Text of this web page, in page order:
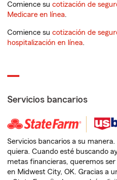
Comience su cotización de
Medicare en línea.
Comience su cotización de
hospitalización en línea.
Servicios bancarios
Servicios bancarios a su
quiera. Cuando esté buscando
metas financieras, queremos
en Midwest City, OK. Gracias a